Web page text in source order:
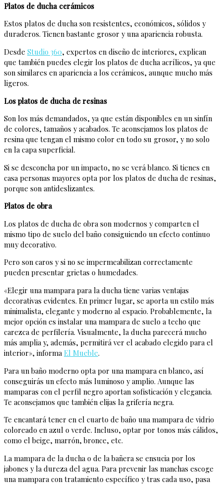
Platos de ducha cerámicos
Estos platos de ducha son resistentes, económicos, sólidos y
duraderos. Tienen bastante grosor y una apariencia robusta.
Desde Studio 360, expertos en diseño de interiores, explican
que también puedes elegir los platos de ducha acrílicos, ya que
son similares en apariencia a los cerámicos, aunque mucho más
ligeros.
Los platos de ducha de resinas
Son los más demandados, ya que están disponibles en un sinfín
de colores, tamaños y acabados. Te aconsejamos los platos de
resina que tengan el mismo color en todo su grosor, y no solo
en la capa superficial.
Si se desconcha por un impacto, no se verá blanco. Si tienes en
casa personas mayores opta por los platos de ducha de resinas,
porque son antideslizantes.
Platos de obra
Los platos de ducha de obra son modernos y comparten el
mismo tipo de suelo del baño consiguiendo un efecto continuo
muy decorativo.
Pero son caros y si no se impermeabilizan correctamente
pueden presentar grietas o humedades.
«Elegir una mampara para la ducha tiene varias ventajas
decorativas evidentes. En primer lugar, se aporta un estilo más
minimalista, elegante y moderno al espacio. Probablemente, la
mejor opción es instalar una mampara de suelo a techo que
carezca de perfilería. Visualmente, la ducha parecerá mucho
más amplia y, además, permitirá ver el acabado elegido para el
interior», informaEl Mueble.
Para un baño moderno opta por una mampara en blanco, así
conseguirás un efecto más luminoso y amplio. Aunque las
mamparas con el perfil negro aportan sofisticación y elegancia.
Te aconsejamos que también elijas la grifería negra.
Te encantará tener en el cuarto de baño una mampara de vidrio
coloreado en azul o verde. Incluso, optar por tonos más cálidos,
como el beige, marrón, bronce, etc.
La mampara de la ducha o de la bañera se ensucia por los
jabones y la dureza del agua. Para prevenir las manchas escoge
una mampara con tratamiento específico y tras cada uso, pasa